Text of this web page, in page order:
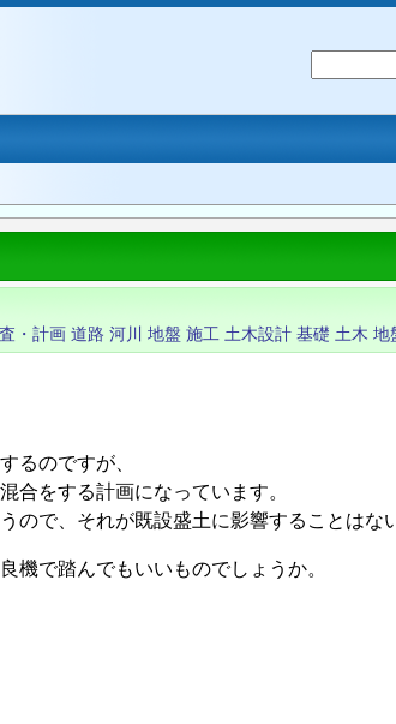
・計画 道路 河川 地盤 施工 土木設計 基礎 土木 地
るのですが、
合をする計画になっています。
で、それが既設盛土に影響することはな
機で踏んでもいいものでしょうか。